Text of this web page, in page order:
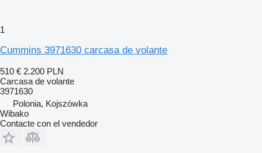
1
Cummins 3971630 carcasa de volante
510 € 2.200 PLN
Carcasa de volante
3971630
Polonia, Kojszówka
Wibako
Contacte con el vendedor